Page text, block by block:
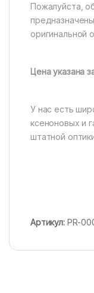
Пожалуйста,
оригинальной
Цена указана
У нас есть
ксеноновых и
штатной
Артикул: PR-